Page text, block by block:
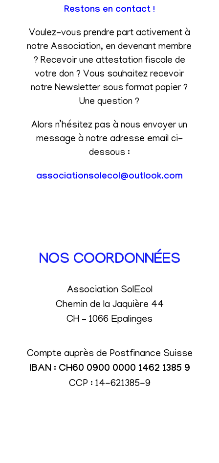
Restons en contact !
Voulez-vous prendre part activement à
notre Association, en devenant membre
? Recevoir une attestation fiscale de
votre don ? Vous souhaitez recevoir
notre Newsletter sous format papier ?
Une question ?
Alors n’hésitez pas à nous envoyer un
message à notre adresse email ci-
dessous :
associationsolecol@outlook.com
NOS COORDONNÉES
Association SolEcol
Chemin de la Jaquière 44
CH – 1066 Epalinges
Compte auprès de Postfinance Suisse
IBAN : CH60 0900 0000 1462 1385 9
CCP : 14-621385-9